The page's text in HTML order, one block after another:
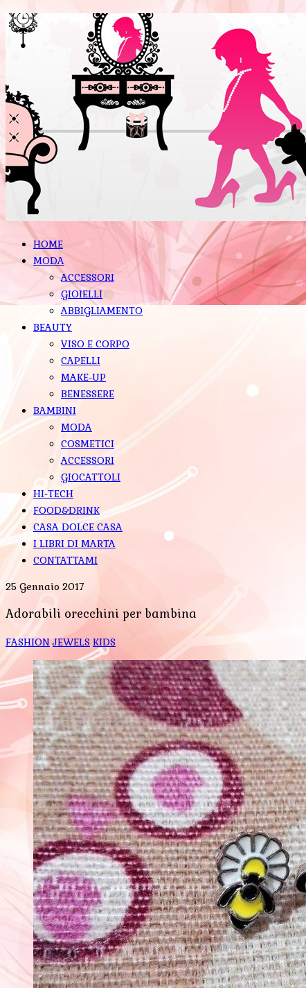
HOME
MODA
ACCESSORI
GIOIELLI
ABBIGLIAMENTO
BEAUTY
VISO E CORPO
CAPELLI
MAKE-UP
BENESSERE
BAMBINI
MODA
COSMETICI
ACCESSORI
GIOCATTOLI
HI-TECH
FOOD&DRINK
CASA DOLCE CASA
I LIBRI DI MARTA
CONTATTAMI
25 Gennaio 2017
Adorabili orecchini per bambina
FASHION JEWELS KIDS